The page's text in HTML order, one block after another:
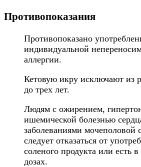
Противопоказания
Противопоказано
индивидуальной
аллергии.
Кетовую икру исключают из
до трех лет.
Людям с ожирением,
ишемической болезнью
заболеваниями мочеполовой
следует отказаться от
соленого продукта или есть
дозах.